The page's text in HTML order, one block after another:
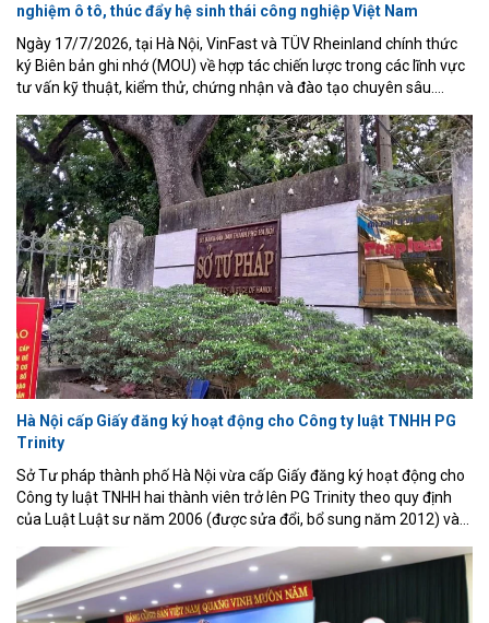
nghiệm ô tô, thúc đẩy hệ sinh thái công nghiệp Việt Nam
Ngày 17/7/2026, tại Hà Nội, VinFast và TÜV Rheinland chính thức
ký Biên bản ghi nhớ (MOU) về hợp tác chiến lược trong các lĩnh vực
tư vấn kỹ thuật, kiểm thử, chứng nhận và đào tạo chuyên sâu.
năng lực thử nghiệm ô tô theo tiêu chuẩn quốc tế ngay tại Việt
Nam, giảm sự phụ thuộc vào các trung tâm thử nghiệm ở nước
ngoài, đồng thời nâng cao năng lực cạnh tranh của ngành công
nghiệp ô tô trong nước.
Hà Nội cấp Giấy đăng ký hoạt động cho Công ty luật TNHH PG
Trinity
Sở Tư pháp thành phố Hà Nội vừa cấp Giấy đăng ký hoạt động cho
Công ty luật TNHH hai thành viên trở lên PG Trinity theo quy định
của Luật Luật sư năm 2006 (được sửa đổi, bổ sung năm 2012) và